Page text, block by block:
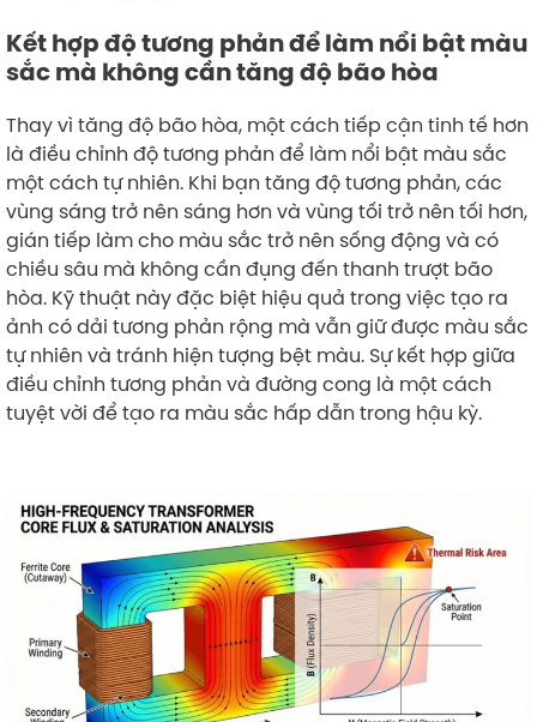
Kết hợp độ tương phản để làm nổi bật màu
sắc mà không cần tăng độ bão hòa
Thay vì tăng độ bão hòa, một cách tiếp cận tinh tế hơn
là điều chỉnh độ tương phản để làm nổi bật màu sắc
một cách tự nhiên. Khi bạn tăng độ tương phản, các
vùng sáng trở nên sáng hơn và vùng tối trở nên tối hơn,
gián tiếp làm cho màu sắc trở nên sống động và có
chiều sâu mà không cần đụng đến thanh trượt bão
hòa. Kỹ thuật này đặc biệt hiệu quả trong việc tạo ra
ảnh có dải tương phản rộng mà vẫn giữ được màu sắc
tự nhiên và tránh hiện tượng bệt màu. Sự kết hợp giữa
điều chỉnh tương phản và đường cong là một cách
tuyệt vời để tạo ra màu sắc hấp dẫn trong hậu kỳ.